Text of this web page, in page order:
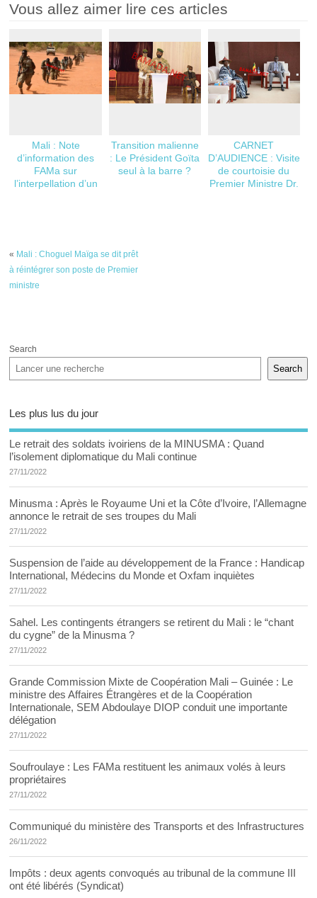
Vous allez aimer lire ces articles
Mali : Note
d’information des
FAMa sur
l’interpellation d’un
Transition malienne
: Le Président Goïta
seul à la barre ?
CARNET
D’AUDIENCE : Visite
de courtoisie du
Premier Ministre Dr.
« Mali : Choguel Maïga se dit prêt
à réintégrer son poste de Premier
ministre
Search
Search
Les plus lus du jour
Le retrait des soldats ivoiriens de la MINUSMA : Quand
l’isolement diplomatique du Mali continue
27/11/2022
Minusma : Après le Royaume Uni et la Côte d’Ivoire, l’Allemagne
annonce le retrait de ses troupes du Mali
27/11/2022
Suspension de l’aide au développement de la France : Handicap
International, Médecins du Monde et Oxfam inquiètes
27/11/2022
Sahel. Les contingents étrangers se retirent du Mali : le “chant
du cygne” de la Minusma ?
27/11/2022
Grande Commission Mixte de Coopération Mali – Guinée : Le
ministre des Affaires Étrangères et de la Coopération
Internationale, SEM Abdoulaye DIOP conduit une importante
délégation
27/11/2022
Soufroulaye : Les FAMa restituent les animaux volés à leurs
propriétaires
27/11/2022
Communiqué du ministère des Transports et des Infrastructures
26/11/2022
Impôts : deux agents convoqués au tribunal de la commune III
ont été libérés (Syndicat)